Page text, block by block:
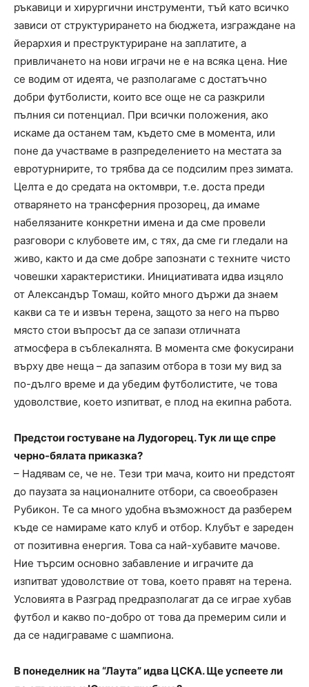
ръкавици и хирургични инструменти, тъй като всичко
зависи от структурирането на бюджета, изграждане на
йерархия и преструктуриране на заплатите, а
привличането на нови играчи не е на всяка цена. Ние
се водим от идеята, че разполагаме с достатъчно
добри футболисти, които все още не са разкрили
пълния си потенциал. При всички положения, ако
искаме да останем там, където сме в момента, или
поне да участваме в разпределението на местата за
евротурнирите, то трябва да се подсилим през зимата.
Целта е до средата на октомври, т.е. доста преди
отварянето на трансферния прозорец, да имаме
набелязаните конкретни имена и да сме провели
разговори с клубовете им, с тях, да сме ги гледали на
живо, както и да сме добре запознати с техните чисто
човешки характеристики. Инициативата идва изцяло
от Александър Томаш, който много държи да знаем
какви са те и извън терена, защото за него на първо
място стои въпросът да се запази отличната
атмосфера в съблекалнята. В момента сме фокусирани
върху две неща – да запазим отбора в този му вид за
по-дълго време и да убедим футболистите, че това
удоволствие, което изпитват, е плод на екипна работа.
Предстои гостуване на Лудогорец. Тук ли ще спре
черно-бялата приказка?
– Надявам се, че не. Тези три мача, които ни предстоят
до паузата за националните отбори, са своеобразен
Рубикон. Те са много удобна възможност да разберем
къде се намираме като клуб и отбор. Клубът е зареден
от позитивна енергия. Това са най-хубавите мачове.
Ние търсим основно забавление и играчите да
изпитват удоволствие от това, което правят на терена.
Условията в Разград предразполагат да се играе хубав
футбол и какво по-добро от това да премерим сили и
да се надиграваме с шампиона.
В понеделник на “Лаута” идва ЦСКА. Ще успеете ли